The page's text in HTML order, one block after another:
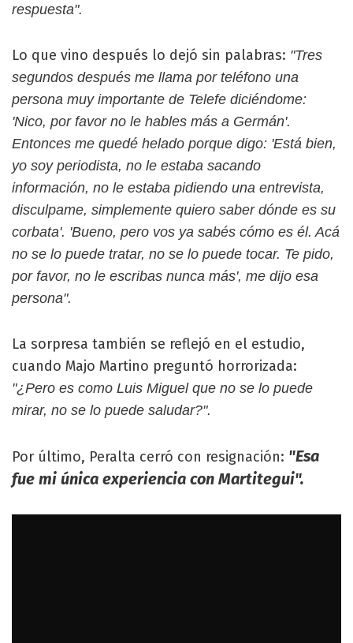
respuesta".
Lo que vino después lo dejó sin palabras: "Tres
segundos después me llama por teléfono una
persona muy importante de Telefe diciéndome:
'Nico, por favor no le hables más a Germán'.
Entonces me quedé helado porque digo: 'Está bien,
yo soy periodista, no le estaba sacando
información, no le estaba pidiendo una entrevista,
disculpame, simplemente quiero saber dónde es su
corbata'. 'Bueno, pero vos ya sabés cómo es él. Acá
no se lo puede tratar, no se lo puede tocar. Te pido,
por favor, no le escribas nunca más', me dijo esa
persona".
La sorpresa también se reflejó en el estudio,
cuando Majo Martino preguntó horrorizada:
"¿Pero es como Luis Miguel que no se lo puede
mirar, no se lo puede saludar?".
Por último, Peralta cerró con resignación: "Esa
fue mi única experiencia con Martitegui".